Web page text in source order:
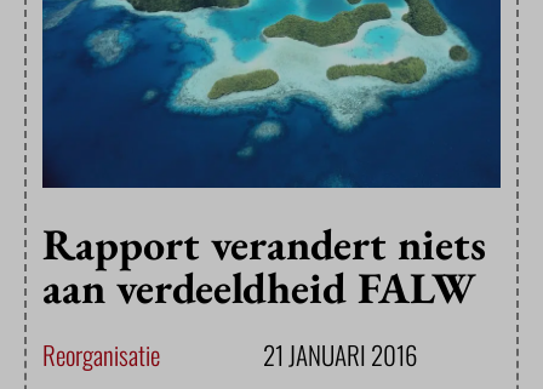
Rapport verandert niets
aan verdeeldheid FALW
Reorganisatie 21 JANUARI 2016